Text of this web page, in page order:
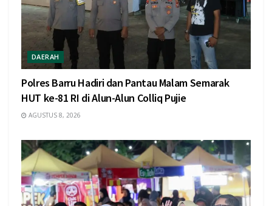
DAERAH
Polres Barru Hadiri dan Pantau Malam Semarak
HUT ke-81 RI di Alun-Alun Colliq Pujie
AGUSTUS 8, 2026